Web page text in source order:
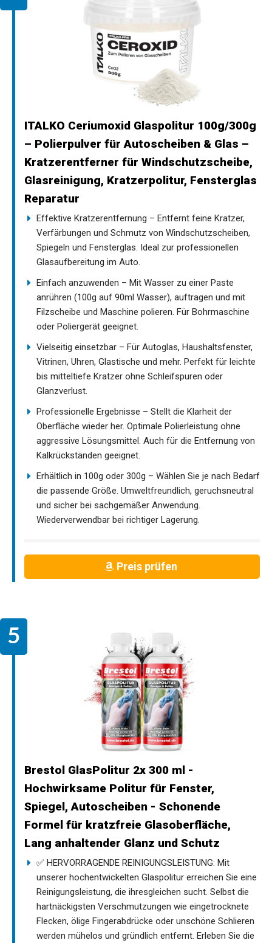
ITALKO Ceriumoxid Glaspolitur 100g/300g
– Polierpulver für Autoscheiben & Glas –
Kratzerentferner für Windschutzscheibe,
Glasreinigung, Kratzerpolitur, Fensterglas
Reparatur
Effektive Kratzerentfernung – Entfernt feine Kratzer,
Verfärbungen und Schmutz von Windschutzscheiben,
Spiegeln und Fensterglas. Ideal zur professionellen
Glasaufbereitung im Auto.
Einfach anzuwenden – Mit Wasser zu einer Paste
anrühren (100g auf 90ml Wasser), auftragen und mit
Filzscheibe und Maschine polieren. Für Bohrmaschine
oder Poliergerät geeignet.
Vielseitig einsetzbar – Für Autoglas, Haushaltsfenster,
Vitrinen, Uhren, Glastische und mehr. Perfekt für leichte
bis mitteltiefe Kratzer ohne Schleifspuren oder
Glanzverlust.
Professionelle Ergebnisse – Stellt die Klarheit der
Oberfläche wieder her. Optimale Polierleistung ohne
aggressive Lösungsmittel. Auch für die Entfernung von
Kalkrückständen geeignet.
Erhältlich in 100g oder 300g – Wählen Sie je nach Bedarf
die passende Größe. Umweltfreundlich, geruchsneutral
und sicher bei sachgemäßer Anwendung.
Wiederverwendbar bei richtiger Lagerung.
Preis prüfen
Brestol GlasPolitur 2x 300 ml -
Hochwirksame Politur für Fenster,
Spiegel, Autoscheiben - Schonende
Formel für kratzfreie Glasoberfläche,
Lang anhaltender Glanz und Schutz
✅ HERVORRAGENDE REINIGUNGSLEISTUNG: Mit
unserer hochentwickelten Glaspolitur erreichen Sie eine
Reinigungsleistung, die ihresgleichen sucht. Selbst die
hartnäckigsten Verschmutzungen wie eingetrocknete
Flecken, ölige Fingerabdrücke oder unschöne Schlieren
werden mühelos und gründlich entfernt. Erleben Sie die